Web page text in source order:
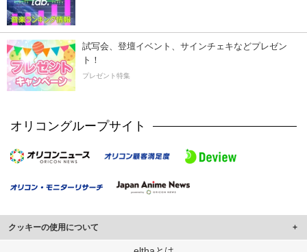
試写会、登壇イベント、サインチェキなどプレゼン
ト！
プレゼント特集
オリコングループサイト
クッキーの使用について
このサイトでは Cookie を使用して、ユーザーに合わせたコンテンツや広告の